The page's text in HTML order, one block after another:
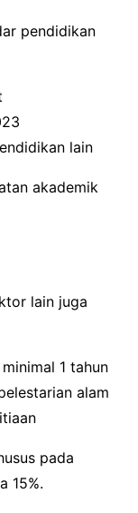
pendidikan
lain
akademik
lain juga
1 tahun
alam
pada
15%.